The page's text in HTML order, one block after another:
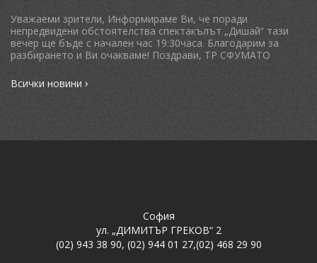
Уважаеми зрители, Информираме Ви, че поради
непредвидени обстоятелства спектакълът „Дишай“ тази
вечер ще бъде с начален час 19:30часа. Благодарим за
разбирането и Ви очакваме! Поздрави, ТР СФУМАТО
Всички новини ›
София
ул. „ДИМИТЪР ГРЕКОВ“ 2
(02) 943 38 90, (02) 944 01 27,(02) 468 29 90